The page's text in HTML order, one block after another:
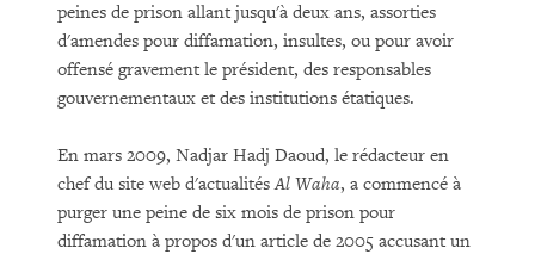
peines de prison allant jusqu'à deux ans, assorties
d'amendes pour diffamation, insultes, ou pour avoir
offensé gravement le président, des responsables
gouvernementaux et des institutions étatiques.
En mars 2009, Nadjar Hadj Daoud, le rédacteur en
chef du site web d'actualitésAl Waha, a commencé à
purger une peine de six mois de prison pour
diffamation à propos d'un article de 2005 accusant un